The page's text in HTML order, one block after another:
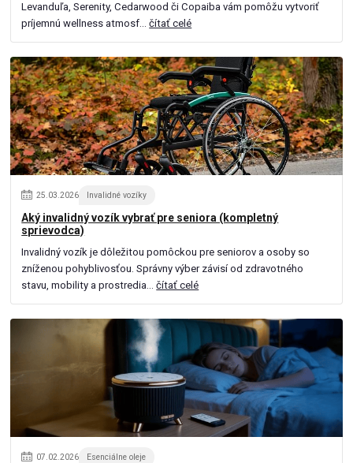
Levanduľa, Serenity, Cedarwood či Copaiba vám pomôžu vytvoriť
príjemnú wellness atmosf...čítať celé
25.03.2026 Invalidné vozíky
Aký invalidný vozík vybrať pre seniora (kompletný
sprievodca)
Invalidný vozík je dôležitou pomôckou pre seniorov a osoby so
zníženou pohyblivosťou. Správny výber závisí od zdravotného
stavu, mobility a prostredia...čítať celé
07.02.2026 Esenciálne oleje